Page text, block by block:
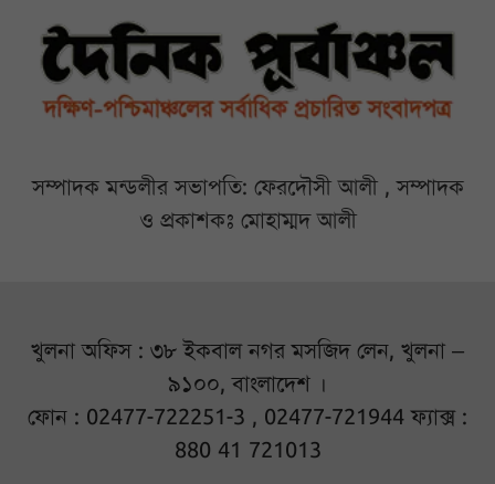
সম্পাদক মন্ডলীর সভাপতি: ফেরদৌসী আলী , সম্পাদক
ও প্রকাশকঃ মোহাম্মদ আলী
খুলনা অফিস : ৩৮ ইকবাল নগর মসজিদ লেন, খুলনা –
৯১০০, বাংলাদেশ ।
ফোন : 02477-722251-3 , 02477-721944 ফ্যাক্স :
880 41 721013